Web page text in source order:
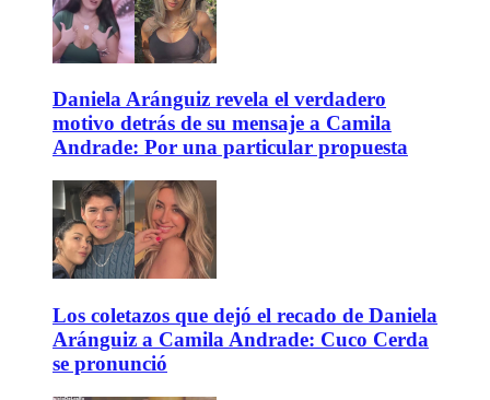
Daniela Aránguiz revela el verdadero
motivo detrás de su mensaje a Camila
Andrade: Por una particular propuesta
Los coletazos que dejó el recado de Daniela
Aránguiz a Camila Andrade: Cuco Cerda
se pronunció